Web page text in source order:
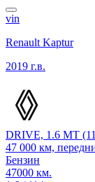
vin
Renault Kaptur
2019 г.в.
DRIVE, 1.6 MT
47 000 км,
Бензин
47000 км.